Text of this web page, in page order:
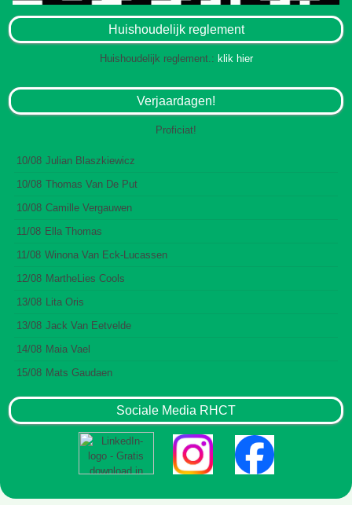
Huishoudelijk reglement
Huishoudelijk reglement.: klik hier
Verjaardagen!
Proficiat!
10/08 Julian Blaszkiewicz
10/08 Thomas Van De Put
10/08 Camille Vergauwen
11/08 Ella Thomas
11/08 Winona Van Eck-Lucassen
12/08 MartheLies Cools
13/08 Lita Oris
13/08 Jack Van Eetvelde
14/08 Maia Vael
15/08 Mats Gaudaen
Sociale Media RHCT